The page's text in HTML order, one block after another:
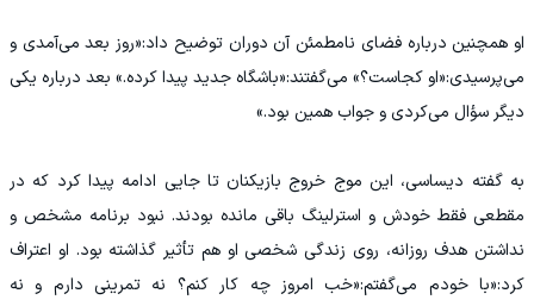
او همچنین درباره فضای نامطمئن آن دوران توضیح داد:«روز بعد می‌آمدی و
می‌پرسیدی:«او کجاست؟» می‌گفتند:«باشگاه جدید پیدا کرده.» بعد درباره یکی
دیگر سؤال می‌کردی و جواب همین بود.»
به گفته دیساسی، این موج خروج بازیکنان تا جایی ادامه پیدا کرد که در
مقطعی فقط خودش و استرلینگ باقی مانده بودند. نبود برنامه مشخص و
نداشتن هدف روزانه، روی زندگی شخصی او هم تأثیر گذاشته بود. او اعتراف
کرد:«با خودم می‌گفتم:«خب امروز چه کار کنم؟ نه تمرینی دارم و نه